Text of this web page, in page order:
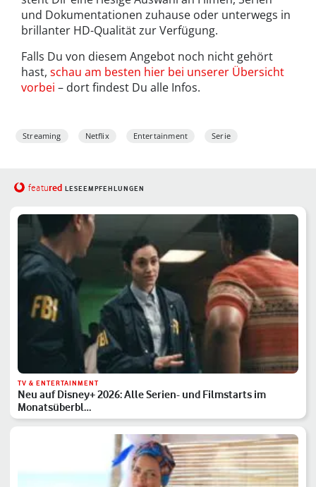
und Dokumentationen zuhause oder unterwegs in
brillanter HD-Qualität zur Verfügung.
Falls Du von diesem Angebot noch nicht gehört
hast, schau am besten hier bei unserer Übersicht
vorbei – dort findest Du alle Infos.
Streaming Netflix Entertainment Serie
featured LESEEMPFEHLUNGEN
TV & ENTERTAINMENT
Neu auf Disney+ 2026: Alle Serien- und Filmstarts im
Monatsüberbl…